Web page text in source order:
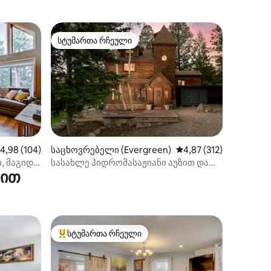
შეფასებაა 5‑დან 4,98, 104 მიმოხილვა
4,98 (104)
მაგიდა,
სტუმართა რჩეული
სტუმართა რჩეული
საცხოვრებელი (Evergreen) საშუალო შეფასებაა
4,87 (312)
სასახლე ჰიდრომასაჟიანი აუზით და
სტუმართა რჩეული მოწინავე ვარიანტი
სტუმართა რჩეული